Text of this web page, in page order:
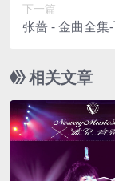
下一篇
张蔷 - 金曲全集
相关文章